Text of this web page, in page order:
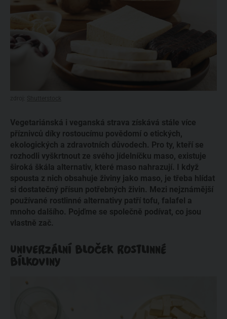
Vegetariánská i veganská strava získává stále více
příznivců díky rostoucímu povědomí o etických,
ekologických a zdravotních důvodech. Pro ty, kteří se
rozhodli vyškrtnout ze svého jídelníčku maso, existuje
široká škála alternativ, které maso nahrazují. I když
spousta z nich obsahuje živiny jako maso, je třeba hlídat
si dostatečný přísun potřebných živin. Mezi nejznámější
používané rostlinné alternativy patří tofu, falafel a
mnoho dalšího. Pojďme se společně podívat, co jsou
vlastně zač.
UNIVERZÁLNÍ BLOČEK ROSTLINNÉ
BÍLKOVINY